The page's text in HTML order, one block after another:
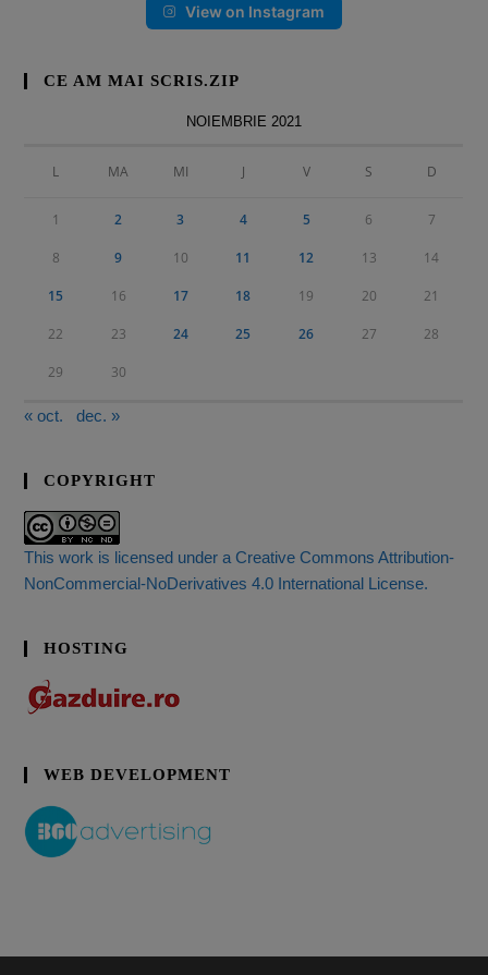
View on Instagram
CE AM MAI SCRIS.ZIP
NOIEMBRIE 2021
L MA MI J V S D
1 2 3 4 5 6 7
8 9 10 11 12 13 14
15 16 17 18 19 20 21
22 23 24 25 26 27 28
29 30
« oct. dec. »
COPYRIGHT
This work is licensed under a Creative Commons Attribution-
NonCommercial-NoDerivatives 4.0 International License.
HOSTING
WEB DEVELOPMENT